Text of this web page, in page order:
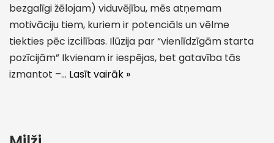
bezgalīgi žēlojam) viduvējību, mēs atņemam
motivāciju tiem, kuriem ir potenciāls un vēlme
tiekties pēc izcilības. Ilūzija par “vienlīdzīgām starta
pozīcijām” Ikvienam ir iespējas, bet gatavība tās
izmantot –… Lasīt vairāk »